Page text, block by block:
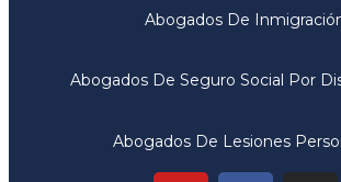
Abogados De
Abogados De Seguro Social Por
Abogados De Lesiones